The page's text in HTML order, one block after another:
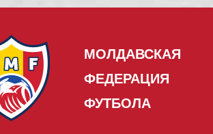
МОЛДАВСКАЯ
ФЕДЕРАЦИЯ
ФУТБОЛА